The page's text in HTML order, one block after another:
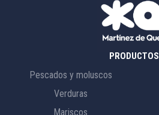
PRODUCTOS
Pescados y moluscos
Verduras
Mariscos